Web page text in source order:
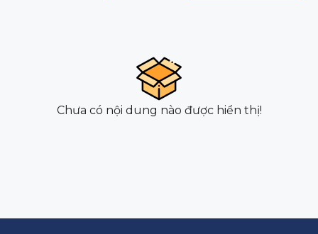
Chưa có nội dung nào được hiển thị!